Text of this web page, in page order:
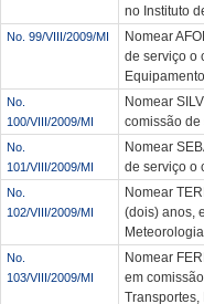
no Instituto
No. 99/VIII/2009/MI
Nomear
de serviço o
No.
100/VIII/2009/MI
Nomear
comissão de
No.
101/VIII/2009/MI
Nomear
de serviço o
No.
102/VIII/2009/MI
Nomear
(dois) anos,
No.
103/VIII/2009/MI
Nomear
em